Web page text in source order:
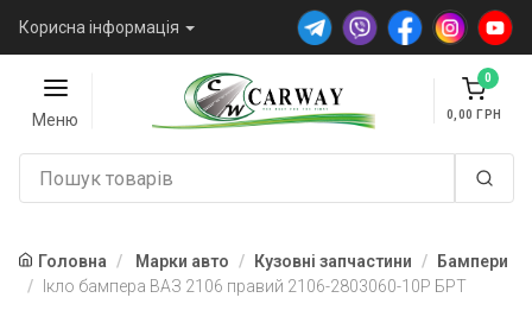
Корисна інформація
Меню
0
0,00
Головна Марки авто Кузовні запчастини
Бампери
Ікло бампера ВАЗ 2106 правий 2106-2803060-10Р БРТ